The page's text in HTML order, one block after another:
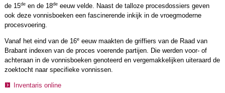
de 15deen de 18deeeuw velde. Naast de talloze procesdossiers geven
ook deze vonnisboeken een fascinerende inkijk in de vroegmoderne
procesvoering.
Vanaf het eind van de 16eeeuw maakten de griffiers van de Raad van
Brabant indexen van de proces voerende partijen. Die werden voor- of
achteraan in de vonnisboeken genoteerd en vergemakkelijken uiteraard de
zoektocht naar specifieke vonnissen.
Inventaris online